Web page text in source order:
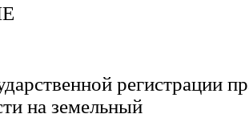
регистрации
на земельный